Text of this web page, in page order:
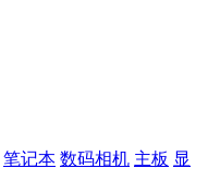
笔记本 数码相机 主板 显